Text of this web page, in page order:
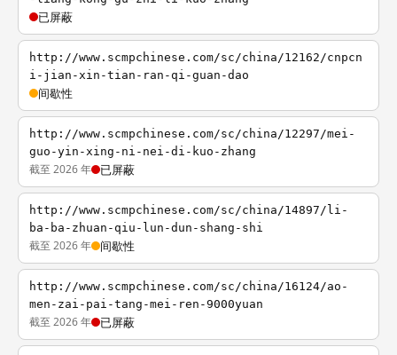
已屏蔽
http://www.scmpchinese.com/sc/china/12162/cnpcn
i-jian-xin-tian-ran-qi-guan-dao
间歇性
http://www.scmpchinese.com/sc/china/12297/mei-
guo-yin-xing-ni-nei-di-kuo-zhang
截至 2026 年 已屏蔽
http://www.scmpchinese.com/sc/china/14897/li-
ba-ba-zhuan-qiu-lun-dun-shang-shi
截至 2026 年 间歇性
http://www.scmpchinese.com/sc/china/16124/ao-
men-zai-pai-tang-mei-ren-9000yuan
截至 2026 年 已屏蔽